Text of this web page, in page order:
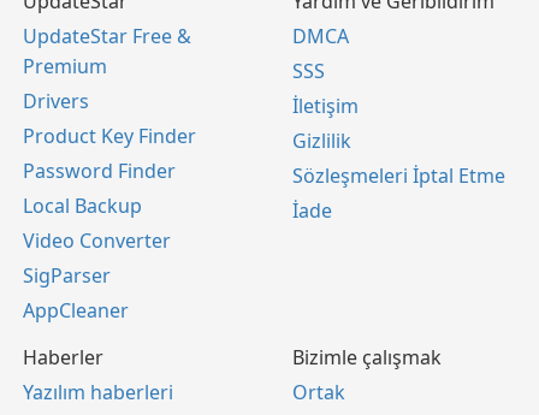
UpdateStar Free &
Premium
Drivers
Product Key Finder
Password Finder
Local Backup
Video Converter
SigParser
AppCleaner
DMCA
SSS
İletişim
Gizlilik
Sözleşmeleri İptal Etme
İade
Haberler
Yazılım haberleri
Bizimle çalışmak
Ortak